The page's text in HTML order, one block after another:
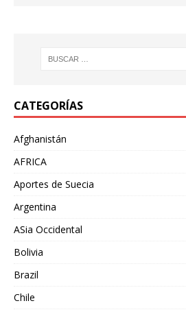
CATEGORÍAS
Afghanistán
AFRICA
Aportes de Suecia
Argentina
ASia Occidental
Bolivia
Brazil
Chile